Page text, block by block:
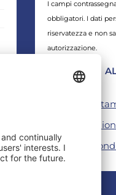
I campi
obbligatori. I dati
riservatezza e non
autorizzazione.